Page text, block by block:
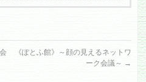
《ぽとふ館》～顔の見えるネットワ
ーク会議～ →